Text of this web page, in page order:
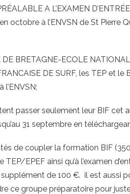
A L’EXAMEN
octobre à l’ENVSN de St Pierre
BRETAGNE-ECOLE
DE SURF, les TEP et le
l’ENVSN;
passer seulement leur BIF cet
31 septembre en
de coupler la formation BIF
EPEF ainsi qu’à l’examen
de 100 €. il est aussi
ce groupe préparatoire pour